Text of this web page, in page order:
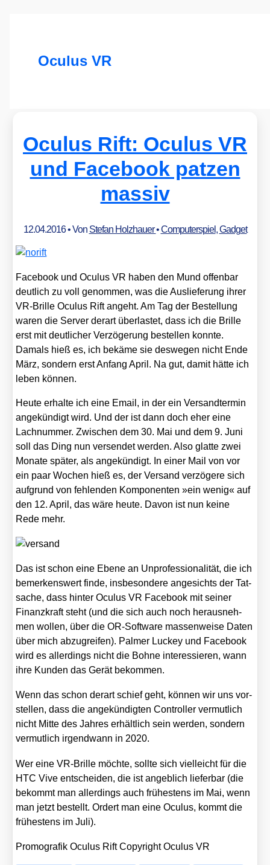
Oculus VR
Oculus Rift: Oculus VR
und Facebook patzen
massiv
12.04.2016• Von Stefan Holzhauer•Computerspiel,Gadget
Face­book und Ocu­lus VR haben den Mund offen­bar
deut­lich zu voll genom­men, was die Aus­lie­fe­rung ihrer
VR-Bril­le Ocu­lus Rift angeht. Am Tag der Bestel­lung
waren die Ser­ver der­art über­las­tet, dass ich die Bril­le
erst mit deut­li­cher Ver­zö­ge­rung bestel­len konn­te.
Damals hieß es, ich bekä­me sie des­we­gen nicht Ende
März, son­dern erst Anfang April. Na gut, damit hät­te ich
leben kön­nen.
Heu­te erhal­te ich eine Email, in der ein Ver­sand­ter­min
ange­kün­digt wird. Und der ist dann doch eher eine
Lach­num­mer. Zwi­schen dem 30. Mai und dem 9. Juni
soll das Ding nun ver­sen­det wer­den. Also glat­te zwei
Mona­te spä­ter, als ange­kün­digt. In einer Mail von vor
ein paar Wochen hieß es, der Ver­sand ver­zö­ge­re sich
auf­grund von feh­len­den Kom­po­nen­ten »ein wenig« auf
den 12. April, das wäre heu­te. Davon ist nun kei­ne
Rede mehr.
Das ist schon eine Ebe­ne an Unpro­fes­sio­na­li­tät, die ich
bemer­kens­wert fin­de, ins­be­son­de­re ange­sichts der Tat­
sa­che, dass hin­ter Ocu­lus VR Face­book mit sei­ner
Finanz­kraft steht (und die sich auch noch her­aus­neh­
men wol­len, über die OR-Soft­ware mas­sen­wei­se Daten
über mich abzu­grei­fen). Pal­mer Luckey und Face­book
wird es aller­dings nicht die Boh­ne inter­es­sie­ren, wann
ihre Kun­den das Gerät bekom­men.
Wenn das schon der­art schief geht, kön­nen wir uns vor­
stel­len, dass die ange­kün­dig­ten Con­trol­ler ver­mut­lich
nicht Mit­te des Jah­res erhält­lich sein wer­den, son­dern
ver­mut­lich irgend­wann in 2020.
Wer eine VR-Bril­le möch­te, soll­te sich viel­leicht für die
HTC Vive ent­schei­den, die ist angeb­lich lie­fer­bar (die
bekommt man aller­dings auch frü­hes­tens im Mai, wenn
man jetzt bestellt. Ordert man eine Ocu­lus, kommt die
frü­hes­tens im Juli).
Pro­mo­gra­fik Ocu­lus Rift Copy­right Ocu­lus VR